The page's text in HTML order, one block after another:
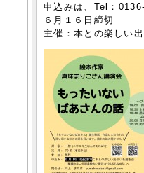
申込みは、Tel：
６月１６日締切
主催：本との楽しい